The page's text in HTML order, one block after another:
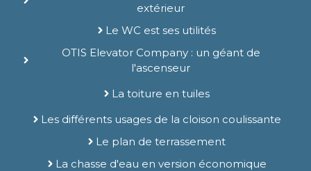
extérieur
Le WC est ses utilités
OTIS Elevator Company : un géant de
l'ascenseur
La toiture en tuiles
Les différents usages de la cloison coulissante
Le plan de terrassement
La chasse d'eau en version économique